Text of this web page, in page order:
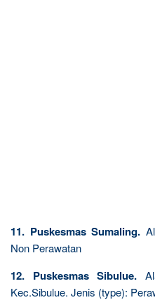
11. Puskesmas Sumaling.
Non Perawatan
12. Puskesmas Sibulue.
Kec.Sibulue. Jenis (type):